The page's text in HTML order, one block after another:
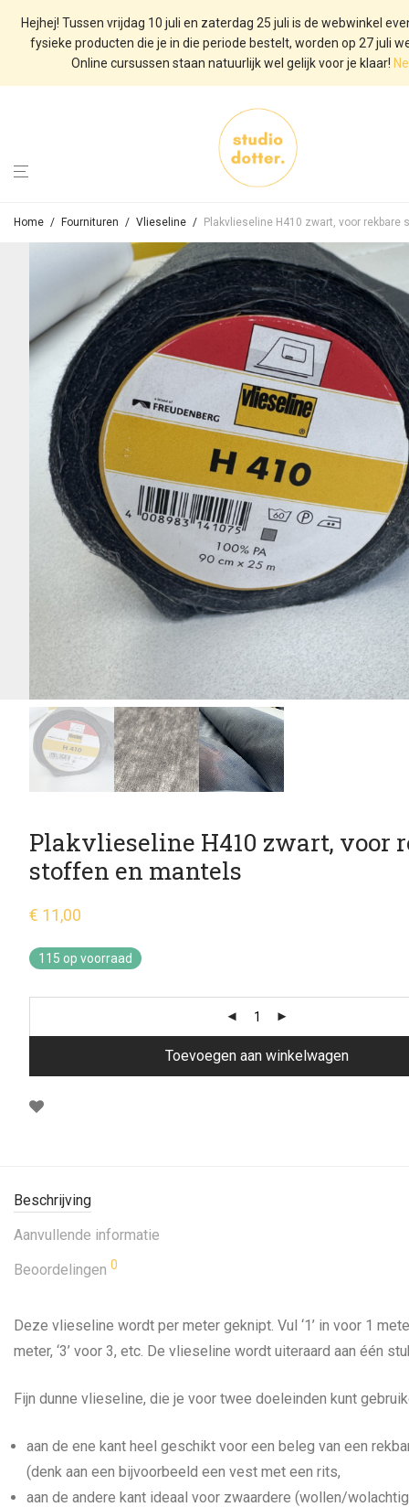
Hejhej! Tussen vrijdag 10 juli en zaterdag 25 juli is de webwinkel
fysieke producten die je in die periode bestelt, worden op 27 juli
Online cursussen staan natuurlijk wel gelijk voor je klaar!
Home / Fournituren / Vlieseline / Plakvlieseline H410 zwart, voor rekbare
Plakvlieseline H410 zwart, voor
stoffen en mantels
€ 11,00
115 op voorraad
Toevoegen aan winkelwagen
Beschrijving
Aanvullende informatie
Beoordelingen 0
Deze vlieseline wordt per meter geknipt. Vul ‘1’ in voor 1
meter, ‘3’ voor 3, etc. De vlieseline wordt uiteraard aan één
Fijn dunne vlieseline, die je voor twee doeleinden kunt
aan de ene kant heel geschikt voor een beleg van een
(denk aan een bijvoorbeeld een vest met een rits,
aan de andere kant ideaal voor zwaardere (wollen/